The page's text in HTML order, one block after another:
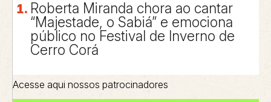
Roberta Miranda chora ao cantar
“Majestade, o Sabiá” e emociona
público no Festival de Inverno de
Cerro Corá
Acesse aqui nossos patrocinadores